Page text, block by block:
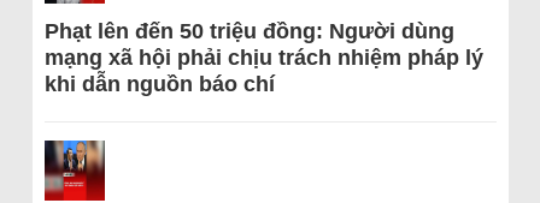
Phạt lên đến 50 triệu đồng: Người dùng
mạng xã hội phải chịu trách nhiệm pháp lý
khi dẫn nguồn báo chí